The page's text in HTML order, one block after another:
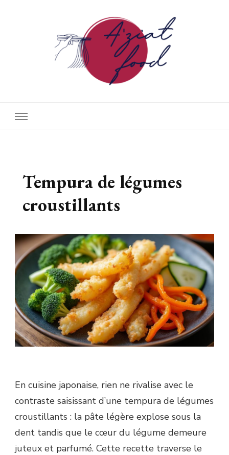
Tempura de légumes
croustillants
En cuisine japonaise, rien ne rivalise avec le
contraste saisissant d’une tempura de légumes
croustillants : la pâte légère explose sous la
dent tandis que le cœur du légume demeure
juteux et parfumé. Cette recette traverse le